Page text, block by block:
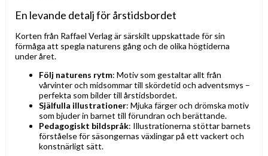
En levande detalj för årstidsbordet
Korten från Raffael Verlag är särskilt uppskattade för sin
förmåga att spegla naturens gång och de olika högtiderna
under året.
Följ naturens rytm: Motiv som gestaltar allt från
vårvinter och midsommar till skördetid och adventsmys –
perfekta som bilder till årstidsbordet.
Själfulla illustrationer: Mjuka färger och drömska motiv
som bjuder in barnet till förundran och berättande.
Pedagogiskt bildspråk: Illustrationerna stöttar barnets
förståelse för säsongernas växlingar på ett vackert och
konstnärligt sätt.